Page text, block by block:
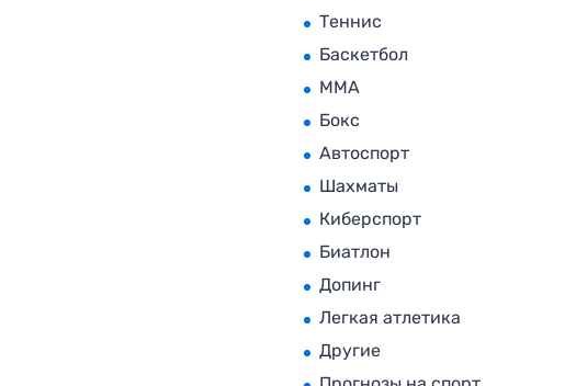
Теннис
Баскетбол
MMA
Бокс
Автоспорт
Шахматы
Киберспорт
Биатлон
Допинг
Легкая атлетика
Другие